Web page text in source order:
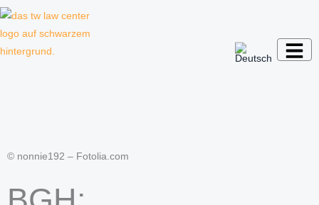
Zum
© nonnie192 – Fotolia.com